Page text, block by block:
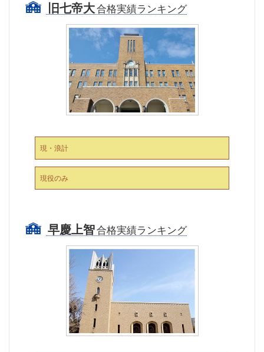
旧七帝大合格実績ランキング
現・浪計
現役のみ
早慶上智合格実績ランキング